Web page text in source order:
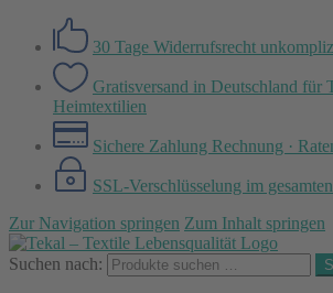
30 Tage Widerrufsrecht
Gratisversand in Deutschland für
Heimtextilien
Sichere Zahlung Rechnung ·
SSL-Verschlüsselung im
Zur Navigation springen Zum Inhalt springen
Suchen nach: